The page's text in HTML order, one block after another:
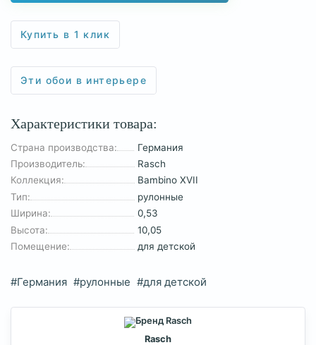
Купить в 1 клик
Эти обои в интерьере
Характеристики товара:
Страна производства:
Германия
Производитель:
Rasch
Коллекция:
Bambino XVII
Тип:
рулонные
Ширина:
0,53
Высота:
10,05
Помещение:
для детской
#Германия #рулонные #для детской
Rasch